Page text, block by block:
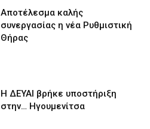
Αποτέλεσμα καλής
συνεργασίας η νέα Ρυθμιστική
Θήρας
Η ΔΕΥΑΙ βρήκε υποστήριξη
στην… Ηγουμενίτσα